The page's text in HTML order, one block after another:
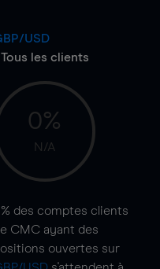
USD
les clients
0%
N/A
des comptes clients
CMC ayant des
ouvertes sur